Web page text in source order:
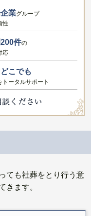
企業グループ
性
件の
応
こでも
トータルサポート
ても社葬をとり行う意
きます。